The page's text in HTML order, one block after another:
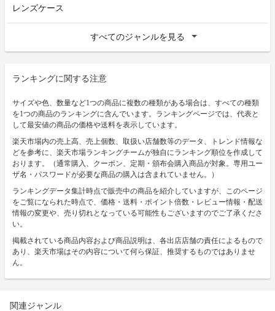
レンズケース
すべてのジャンルを見る
ランキングに関する注意
サイズや色、数量など1つの商品に複数の種類がある場合は、すべての種類
を1つの商品のランキングに含んでいます。ランキングページでは、代表と
して最安値の商品の価格や送料を表示しています。
楽天市場内の売上高、売上個数、取扱い店舗数等のデータ、トレンド情報な
どを参考に、楽天市場ランキングチームが独自にランキング順位を作成して
おります。（通常購入、クーポン、定期・頒布会購入商品が対象。専用ユー
ザ名・パスワードが必要な商品の購入は含まれていません。）
ランキングデータ集計時点で販売中の商品を紹介していますが、このページ
をご覧になられた時点で、価格・送料・ポイント倍数・レビュー情報・配送
情報の変更や、売り切れとなっている可能性もございますのでご了承くださ
い。
掲載されている商品内容および商品説明は、各出店店舗の責任によるもので
あり、楽天市場はその内容について何ら保証、推奨するものではありませ
ん。
関連ジャンル